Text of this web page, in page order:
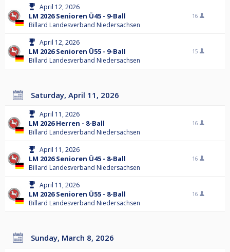
April 12, 2026
LM 2026 Senioren Ü45 - 9-Ball
Billard Landesverband Niedersachsen
16
April 12, 2026
LM 2026 Senioren Ü55 - 9-Ball
Billard Landesverband Niedersachsen
15
Saturday, April 11, 2026
April 11, 2026
LM 2026 Herren - 8-Ball
Billard Landesverband Niedersachsen
16
April 11, 2026
LM 2026 Senioren Ü45 - 8-Ball
Billard Landesverband Niedersachsen
16
April 11, 2026
LM 2026 Senioren Ü55 - 8-Ball
Billard Landesverband Niedersachsen
16
Sunday, March 8, 2026